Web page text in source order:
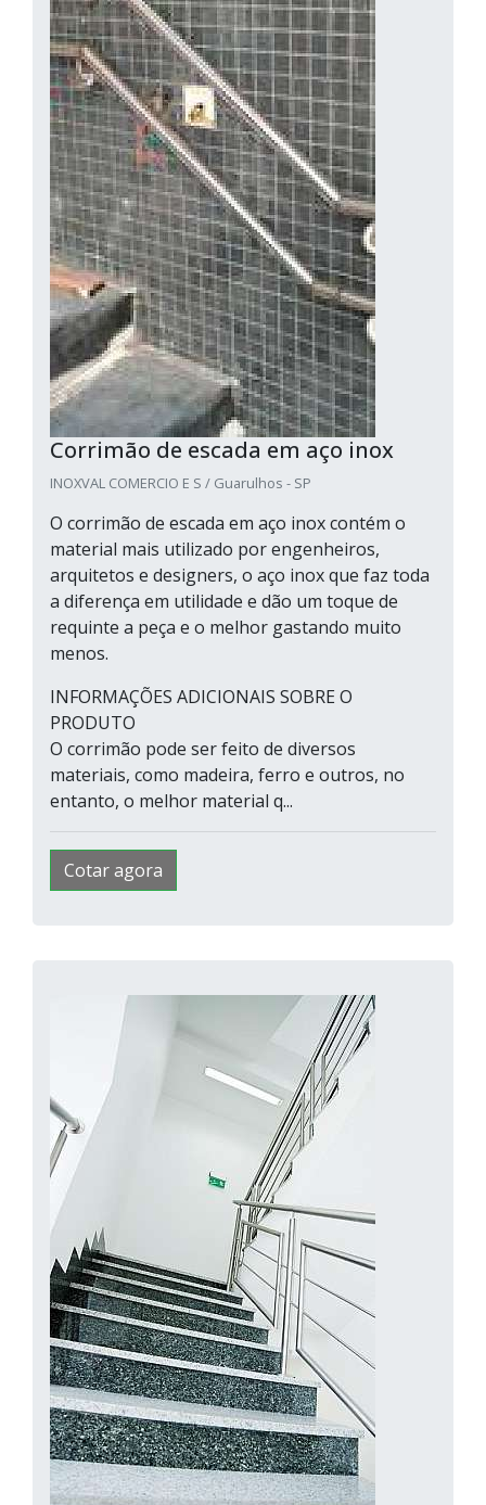
Corrimão de escada em aço inox
INOXVAL COMERCIO E S / Guarulhos - SP
O corrimão de escada em aço inox contém o
material mais utilizado por engenheiros,
arquitetos e designers, o aço inox que faz toda
a diferença em utilidade e dão um toque de
requinte a peça e o melhor gastando muito
menos.
INFORMAÇÕES ADICIONAIS SOBRE O
PRODUTO
O corrimão pode ser feito de diversos
materiais, como madeira, ferro e outros, no
entanto, o melhor material q...
Cotar agora